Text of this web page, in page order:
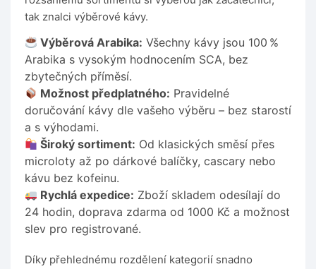
tak znalci výběrové kávy.
Výběrová Arabika: Všechny kávy jsou 100 %
Arabika s vysokým hodnocením SCA, bez
zbytečných příměsí.
Možnost předplatného: Pravidelné
doručování kávy dle vašeho výběru – bez starostí
a s výhodami.
Široký sortiment: Od klasických směsí přes
microloty až po dárkové balíčky, cascary nebo
kávu bez kofeinu.
Rychlá expedice: Zboží skladem odesílají do
24 hodin, doprava zdarma od 1000 Kč a možnost
slev pro registrované.
Díky přehlednému rozdělení kategorií snadno